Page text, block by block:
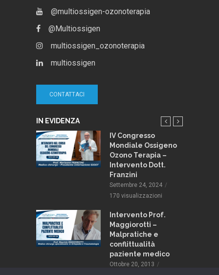
@multiossigen-ozonoterapia
@Multiossigen
multiossigen_ozonoterapia
multiossigen
CONTATTACI
IN EVIDENZA
IV Congresso
Mondiale Ossigeno
Ozono Terapia –
Intervento Dott.
Franzini
Settembre 24, 2024
170 visualizzazioni
Intervento Prof.
Maggiorotti –
Malpratiche e
conflittualità
paziente medico
Ottobre 20, 2013